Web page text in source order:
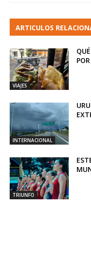
ARTICULOS
VIAJES
INTERNACIONAL
TRIUNFO